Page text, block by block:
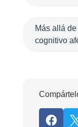
Más allá
cognitivo
